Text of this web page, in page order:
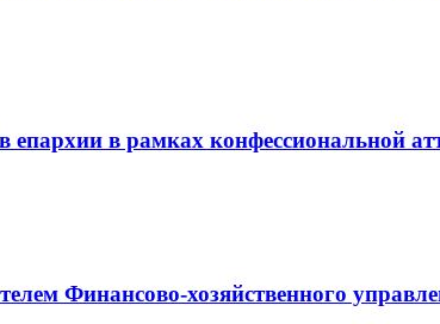
в рамках конфессиональной
Финансово-хозяйственного